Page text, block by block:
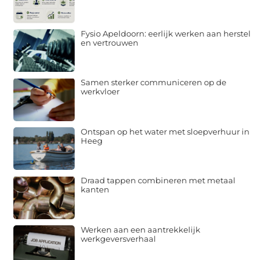
Fysio Apeldoorn: eerlijk werken aan herstel
en vertrouwen
Samen sterker communiceren op de
werkvloer
Ontspan op het water met sloepverhuur in
Heeg
Draad tappen combineren met metaal
kanten
Werken aan een aantrekkelijk
werkgeversverhaal